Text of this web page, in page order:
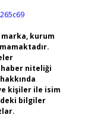
kurum
niteliği
kişiler ile isim
bilgiler